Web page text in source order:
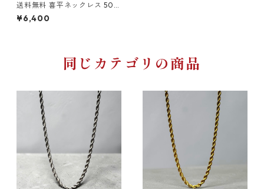
送料無料 喜平ネックレス 50c
m 幅9mm サージカルステン
レス 316L 金属アレルギー対応
レスチェーン ヒップホップ HI
PHOP ストリート
¥6,400
同じカテゴリの商品